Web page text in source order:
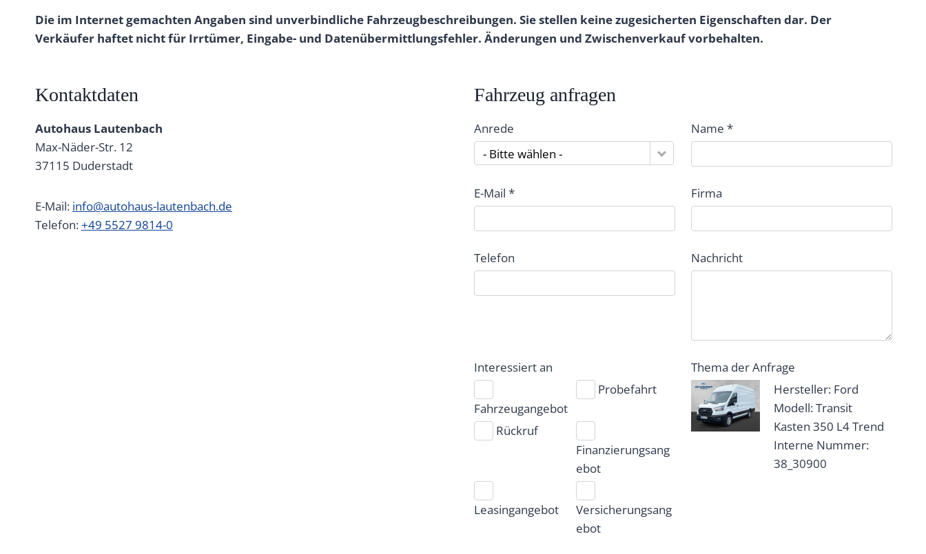
Die im Internet gemachten Angaben sind unverbindliche Fahrzeugbeschreibungen. Sie stellen keine zugesicherten Eigenschaften dar. Der
Verkäufer haftet nicht für Irrtümer, Eingabe- und Datenübermittlungsfehler. Änderungen und Zwischenverkauf vorbehalten.
Kontaktdaten
Autohaus Lautenbach
Max-Näder-Str. 12
37115 Duderstadt
E-Mail: info@autohaus-lautenbach.de
Telefon:+49 5527 9814-0
Fahrzeug anfragen
Anrede
- Bitte wählen -
Name *
E-Mail * Firma
Telefon Nachricht
Interessiert an
Fahrzeugangebot
Probefahrt
Rückruf
Finanzierungsang
ebot
Leasingangebot
Versicherungsang
ebot
Thema der Anfrage
Hersteller: Ford
Modell: Transit
Kasten 350 L4 Trend
Interne Nummer:
38_30900